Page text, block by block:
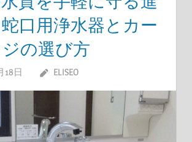
口用浄水器とカー
ジの選び方
18日 ELISEO